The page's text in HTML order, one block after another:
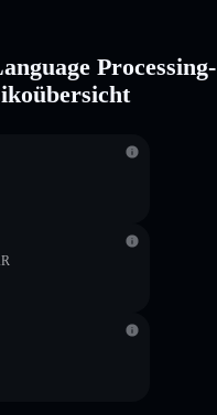
Processing-